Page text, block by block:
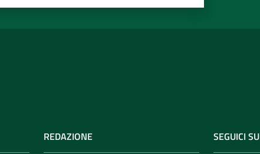
REDAZIONE SEGUICI SU